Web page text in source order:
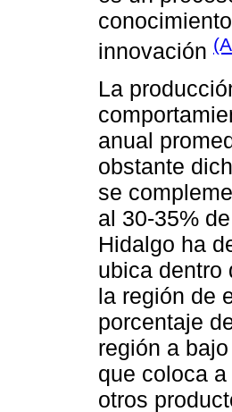
innovación
La
anual
obstante
se
al 30-35%
Hidalgo ha
ubica dentro
la región de
porcentaje
región a
que coloca
otros